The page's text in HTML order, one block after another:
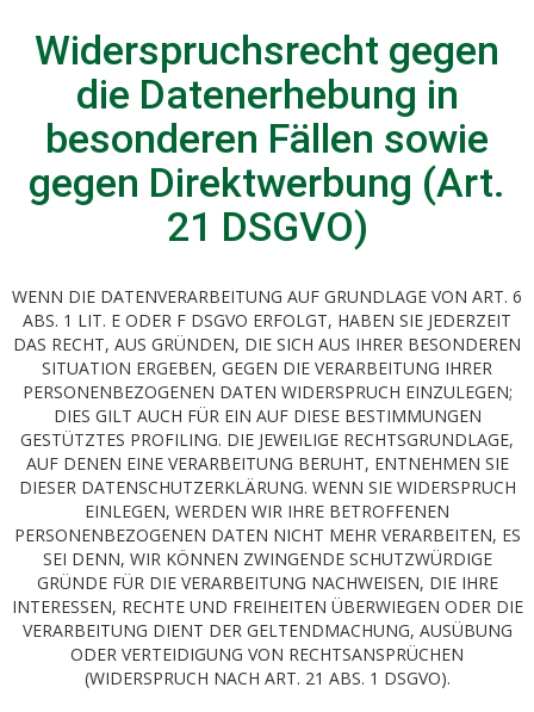
Widerspruchsrecht gegen
die Datenerhebung in
besonderen Fällen sowie
gegen Direktwerbung (Art.
21 DSGVO)
WENN DIE DATENVERARBEITUNG AUF GRUNDLAGE VON ART. 6
ABS. 1 LIT. E ODER F DSGVO ERFOLGT, HABEN SIE JEDERZEIT
DAS RECHT, AUS GRÜNDEN, DIE SICH AUS IHRER BESONDEREN
SITUATION ERGEBEN, GEGEN DIE VERARBEITUNG IHRER
PERSONENBEZOGENEN DATEN WIDERSPRUCH EINZULEGEN;
DIES GILT AUCH FÜR EIN AUF DIESE BESTIMMUNGEN
GESTÜTZTES PROFILING. DIE JEWEILIGE RECHTSGRUNDLAGE,
AUF DENEN EINE VERARBEITUNG BERUHT, ENTNEHMEN SIE
DIESER DATENSCHUTZERKLÄRUNG. WENN SIE WIDERSPRUCH
EINLEGEN, WERDEN WIR IHRE BETROFFENEN
PERSONENBEZOGENEN DATEN NICHT MEHR VERARBEITEN, ES
SEI DENN, WIR KÖNNEN ZWINGENDE SCHUTZWÜRDIGE
GRÜNDE FÜR DIE VERARBEITUNG NACHWEISEN, DIE IHRE
INTERESSEN, RECHTE UND FREIHEITEN ÜBERWIEGEN ODER DIE
VERARBEITUNG DIENT DER GELTENDMACHUNG, AUSÜBUNG
ODER VERTEIDIGUNG VON RECHTSANSPRÜCHEN
(WIDERSPRUCH NACH ART. 21 ABS. 1 DSGVO).